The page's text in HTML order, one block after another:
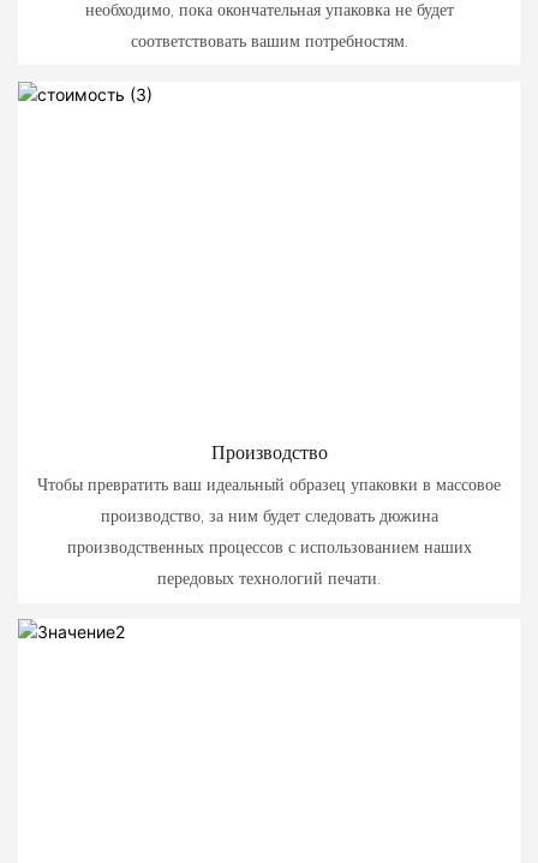
необходимо, пока окончательная упаковка не будет
соответствовать вашим потребностям.
Производство
Чтобы превратить ваш идеальный образец упаковки в массовое
производство, за ним будет следовать дюжина
производственных процессов с использованием наших
передовых технологий печати.